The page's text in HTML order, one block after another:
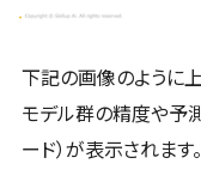
下記の画像のように上
モデル群の精度や予
ード）が表示されます。